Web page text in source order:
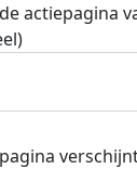
actiepagina